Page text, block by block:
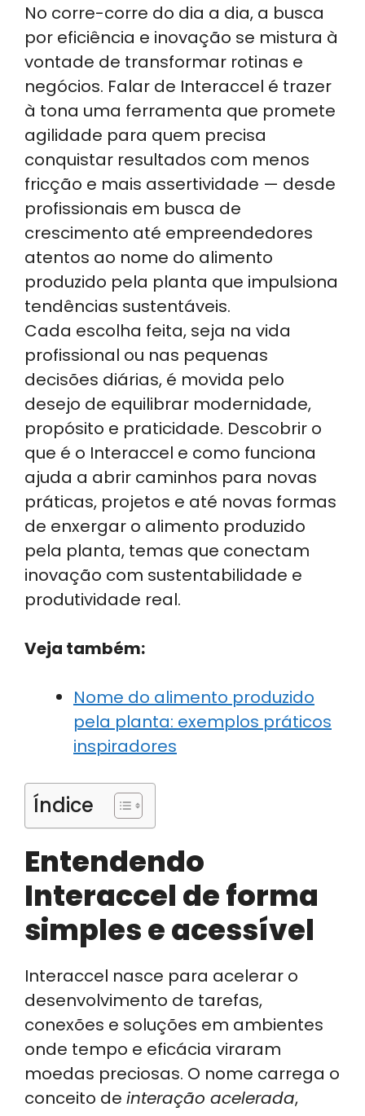
a
ts
A
p
p
k
e
dI
n
c
e
b
o
o
k
e
gr
a
m
ar
e
No corre-corre do dia a dia, a busca
por eficiência e inovação se mistura à
vontade de transformar rotinas e
negócios. Falar de Interaccel é trazer
à tona uma ferramenta que promete
agilidade para quem precisa
conquistar resultados com menos
fricção e mais assertividade — desde
profissionais em busca de
crescimento até empreendedores
atentos ao nome do alimento
produzido pela planta que impulsiona
tendências sustentáveis.
Cada escolha feita, seja na vida
profissional ou nas pequenas
decisões diárias, é movida pelo
desejo de equilibrar modernidade,
propósito e praticidade. Descobrir o
que é o Interaccel e como funciona
ajuda a abrir caminhos para novas
práticas, projetos e até novas formas
de enxergar o alimento produzido
pela planta, temas que conectam
inovação com sustentabilidade e
produtividade real.
Veja também:
Nome do alimento produzido
pela planta: exemplos práticos
inspiradores
Índice
Entendendo
Interaccel de forma
simples e acessível
Interaccel nasce para acelerar o
desenvolvimento de tarefas,
conexões e soluções em ambientes
onde tempo e eficácia viraram
moedas preciosas. O nome carrega o
conceito de interação acelerada,